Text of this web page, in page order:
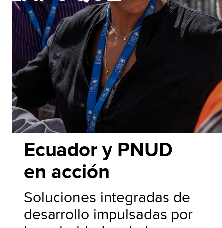
Ecuador y PNUD
en acción
Soluciones integradas de
desarrollo impulsadas por